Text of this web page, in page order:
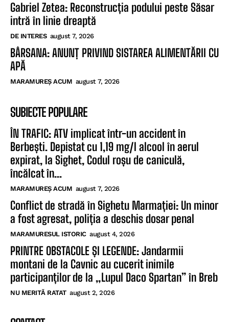
Gabriel Zetea: Reconstrucția podului peste Săsar
intră în linie dreaptă
DE INTERES august 7, 2026
BÂRSANA: ANUNȚ PRIVIND SISTAREA ALIMENTĂRII CU
APĂ
MARAMUREȘ ACUM august 7, 2026
SUBIECTE POPULARE
ÎN TRAFIC: ATV implicat într-un accident în
Berbești. Depistat cu 1,19 mg/l alcool în aerul
expirat, la Sighet, Codul roșu de caniculă,
încălcat în...
MARAMUREȘ ACUM august 7, 2026
Conflict de stradă în Sighetu Marmației: Un minor
a fost agresat, poliția a deschis dosar penal
MARAMURESUL ISTORIC august 4, 2026
PRINTRE OBSTACOLE ȘI LEGENDE: Jandarmii
montani de la Cavnic au cucerit inimile
participanților de la „Lupul Daco Spartan” în Breb
NU MERITĂ RATAT august 2, 2026